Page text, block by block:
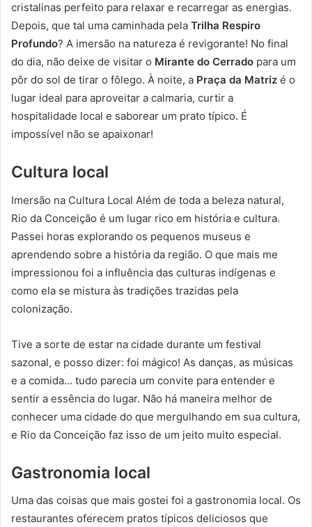
cristalinas perfeito para relaxar e recarregar as energias.
Depois, que tal uma caminhada pela Trilha Respiro
Profundo? A imersão na natureza é revigorante! No final
do dia, não deixe de visitar o Mirante do Cerrado para um
pôr do sol de tirar o fôlego. À noite, a Praça da Matriz é o
lugar ideal para aproveitar a calmaria, curtir a
hospitalidade local e saborear um prato típico. É
impossível não se apaixonar!
Cultura local
Imersão na Cultura Local Além de toda a beleza natural,
Rio da Conceição é um lugar rico em história e cultura.
Passei horas explorando os pequenos museus e
aprendendo sobre a história da região. O que mais me
impressionou foi a influência das culturas indígenas e
como ela se mistura às tradições trazidas pela
colonização.
Tive a sorte de estar na cidade durante um festival
sazonal, e posso dizer: foi mágico! As danças, as músicas
e a comida… tudo parecia um convite para entender e
sentir a essência do lugar. Não há maneira melhor de
conhecer uma cidade do que mergulhando em sua cultura,
e Rio da Conceição faz isso de um jeito muito especial.
Gastronomia local
Uma das coisas que mais gostei foi a gastronomia local. Os
restaurantes oferecem pratos típicos deliciosos que